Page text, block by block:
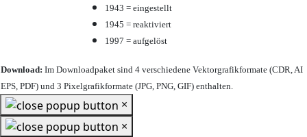
1943 = eingestellt
1945 = reaktiviert
1997 = aufgelöst
Download: Im Downloadpaket sind 4 verschiedene Vektorgrafikformate (CDR, AI
EPS, PDF) und 3 Pixelgrafikformate (JPG, PNG, GIF) enthalten.
×
×